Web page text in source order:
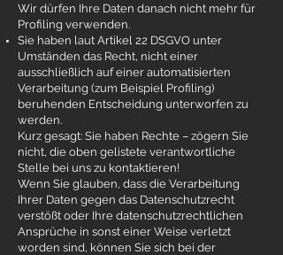
Wir dürfen Ihre Daten danach nicht mehr für
Profiling verwenden.
Sie haben laut Artikel 22 DSGVO unter
Umständen das Recht, nicht einer
ausschließlich auf einer automatisierten
Verarbeitung (zum Beispiel Profiling)
beruhenden Entscheidung unterworfen zu
werden.
Kurz gesagt: Sie haben Rechte – zögern Sie
nicht, die oben gelistete verantwortliche
Stelle bei uns zu kontaktieren!
Wenn Sie glauben, dass die Verarbeitung
Ihrer Daten gegen das Datenschutzrecht
verstößt oder Ihre datenschutzrechtlichen
Ansprüche in sonst einer Weise verletzt
worden sind, können Sie sich bei der